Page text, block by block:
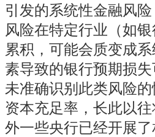
引发的系统性金融风
风险在特定行业（如
累积，可能会质变成
素导致的银行预期损
未准确识别此类风险
资本充足率，长此以
外一些央行已经开展